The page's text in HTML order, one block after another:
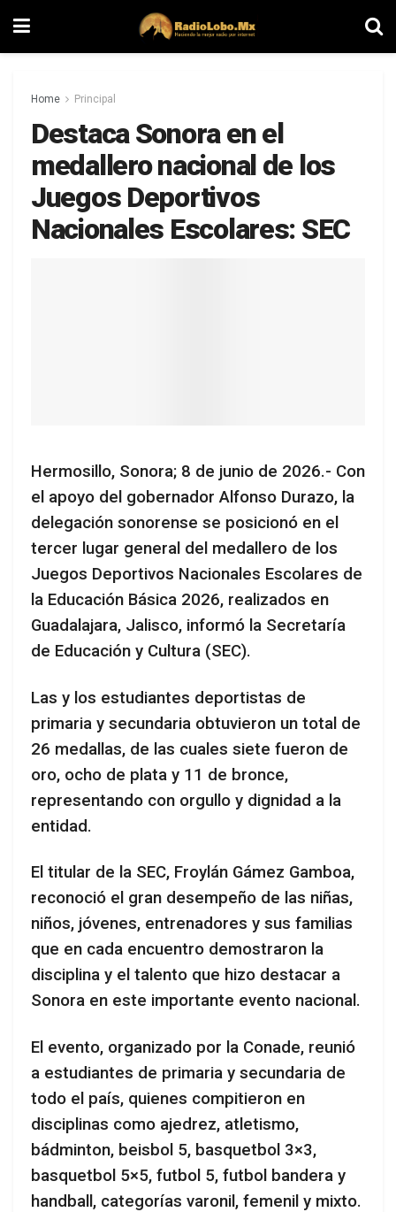
Home Principal
Destaca Sonora en el
medallero nacional de los
Juegos Deportivos
Nacionales Escolares: SEC
Hermosillo, Sonora; 8 de junio de 2026.- Con
el apoyo del gobernador Alfonso Durazo, la
delegación sonorense se posicionó en el
tercer lugar general del medallero de los
Juegos Deportivos Nacionales Escolares de
la Educación Básica 2026, realizados en
Guadalajara, Jalisco, informó la Secretaría
de Educación y Cultura (SEC).
Las y los estudiantes deportistas de
primaria y secundaria obtuvieron un total de
26 medallas, de las cuales siete fueron de
oro, ocho de plata y 11 de bronce,
representando con orgullo y dignidad a la
entidad.
El titular de la SEC, Froylán Gámez Gamboa,
reconoció el gran desempeño de las niñas,
niños, jóvenes, entrenadores y sus familias
que en cada encuentro demostraron la
disciplina y el talento que hizo destacar a
Sonora en este importante evento nacional.
El evento, organizado por la Conade, reunió
a estudiantes de primaria y secundaria de
todo el país, quienes compitieron en
disciplinas como ajedrez, atletismo,
bádminton, beisbol 5, basquetbol 3×3,
basquetbol 5×5, futbol 5, futbol bandera y
handball, categorías varonil, femenil y mixto.